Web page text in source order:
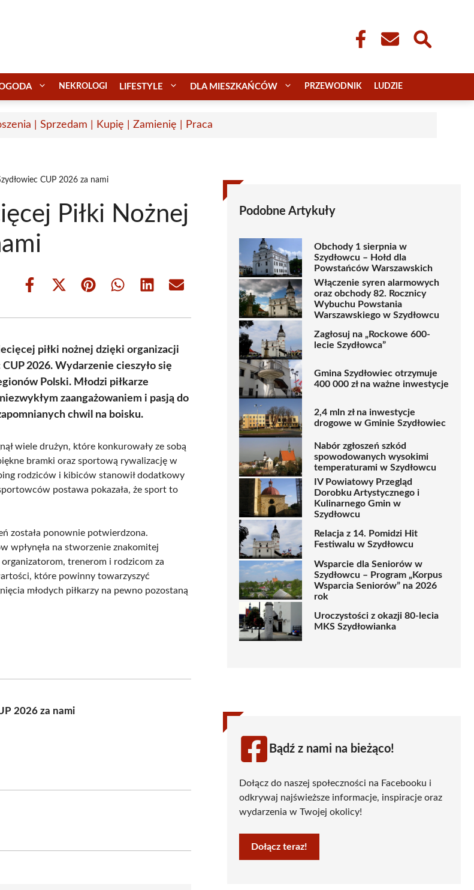
NEKROLOGI LIFESTYLE DLA MIESZKAŃCÓW PRZEWODNIK LUDZIE
| Sprzedam | Kupię | Zamienię | Praca
CUP 2026 za nami
Piłki Nożnej
Share
Share
(Twitter)
Share Share Share Share
piłki nożnej dzięki organizacji
2026. Wydarzenie cieszyło się
Polski. Młodzi piłkarze
zaangażowaniem i pasją do
chwil na boisku.
wiele drużyn, które konkurowały ze sobą
bramki oraz sportową rywalizację w
rodziców i kibiców stanowił dodatkowy
postawa pokazała, że sport to
została ponownie potwierdzona.
wpłynęła na stworzenie znakomitej
trenerom i rodzicom za
które powinny towarzyszyć
młodych piłkarzy na pewno pozostaną
2026 za nami
Podobne Artykuły
Obchody 1 sierpnia w
Szydłowcu – Hołd dla
Powstańców Warszawskich
Włączenie syren alarmowych
oraz obchody 82. Rocznicy
Wybuchu Powstania
Warszawskiego w Szydłowcu
Zagłosuj na „Rockowe 600-
lecie Szydłowca”
Gmina Szydłowiec otrzymuje
400 000 zł na ważne inwestycje
2,4 mln zł na inwestycje
drogowe w Gminie Szydłowiec
Nabór zgłoszeń szkód
spowodowanych wysokimi
temperaturami w Szydłowcu
IV Powiatowy Przegląd
Dorobku Artystycznego i
Kulinarnego Gmin w
Szydłowcu
Relacja z 14. Pomidzi Hit
Festiwalu w Szydłowcu
Wsparcie dla Seniorów w
Szydłowcu – Program „Korpus
Wsparcia Seniorów” na 2026
rok
Uroczystości z okazji 80-lecia
MKS Szydłowianka
Bądź z nami na bieżąco!
Dołącz do naszej społeczności na Facebooku i
odkrywaj najświeższe informacje, inspiracje oraz
wydarzenia w Twojej okolicy!
Dołącz teraz!